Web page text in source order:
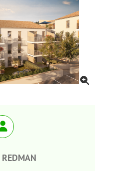
REDMAN